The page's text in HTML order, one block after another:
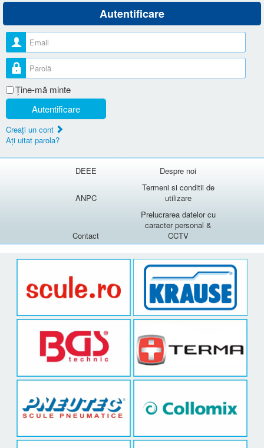
Autentificare
Nume utilizator
Parolă
Ţine-mă minte
Autentificare
Creaţi un cont
Aţi uitat parola?
DEEE Despre noi
ANPC
Termeni si conditii de
utilizare
Contact
Prelucrarea datelor cu
caracter personal &
CCTV